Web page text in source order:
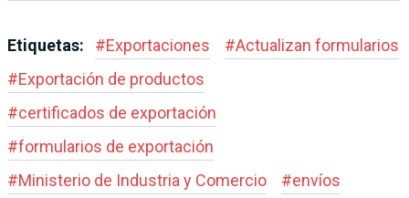
Etiquetas: #Exportaciones #Actualizan formularios
#Exportación de productos
#certificados de exportación
#formularios de exportación
#Ministerio de Industria y Comercio #envíos